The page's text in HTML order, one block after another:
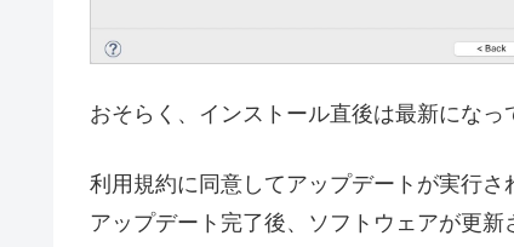
おそらく、インストール直後は最新になっ
利用規約に同意してアップデートが実行さ
アップデート完了後、ソフトウェアが更